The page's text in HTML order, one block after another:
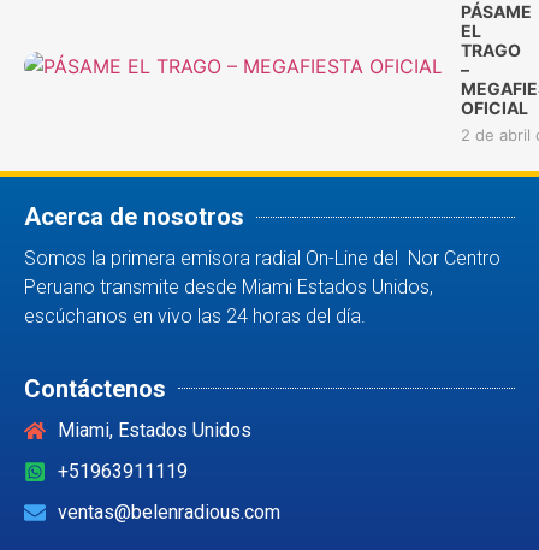
PÁSAME
EL
TRAGO
–
OFICIAL
2 de abril
Acerca de nosotros
Somos la primera emisora radial On-Line del Nor Centro
Peruano transmite desde Miami Estados Unidos,
escúchanos en vivo las 24 horas del día.
Contáctenos
Miami, Estados Unidos
+51963911119
ventas@belenradious.com